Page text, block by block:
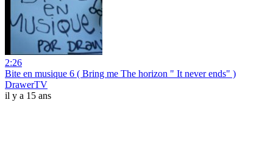
2:26
Bite en musique 6 ( Bring me The horizon " It never ends" )
DrawerTV
il y a 15 ans